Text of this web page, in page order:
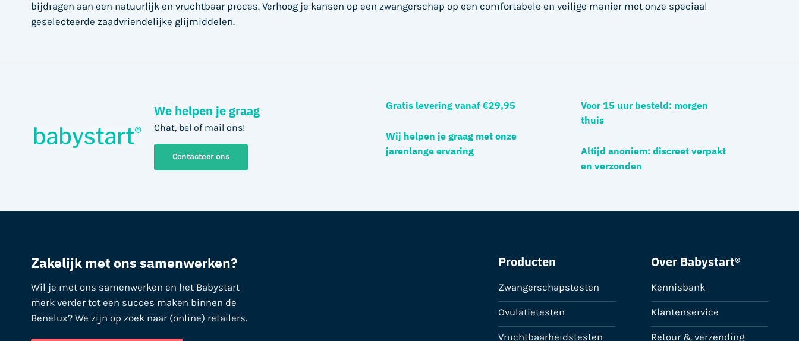
bijdragen aan een natuurlijk en vruchtbaar proces. Verhoog je kansen op een zwangerschap op een comfortabele en veilige manier met onze speciaal
geselecteerde zaadvriendelijke glijmiddelen.
We helpen je graag
Chat, bel of mail ons!
Contacteer ons
Gratis levering vanaf €29,95
Wij helpen je graag met onze
jarenlange ervaring
Voor 15 uur besteld: morgen
thuis
Altijd anoniem: discreet verpakt
en verzonden
Zakelijk met ons samenwerken?
Wil je met ons samenwerken en het Babystart
merk verder tot een succes maken binnen de
Benelux? We zijn op zoek naar (online) retailers.
Producten
Zwangerschapstesten
Ovulatietesten
Vruchtbaarheidstesten
Over Babystart®
Kennisbank
Klantenservice
Retour & verzending